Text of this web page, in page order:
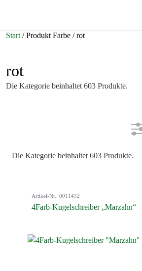
Start / Produkt Farbe / rot
rot
Die Kategorie beinhaltet 603 Produkte.
Farbe
Die Kategorie beinhaltet 603 Produkte.
Artikel-Nr.: 0011432
4Farb-Kugelschreiber „Marzahn“